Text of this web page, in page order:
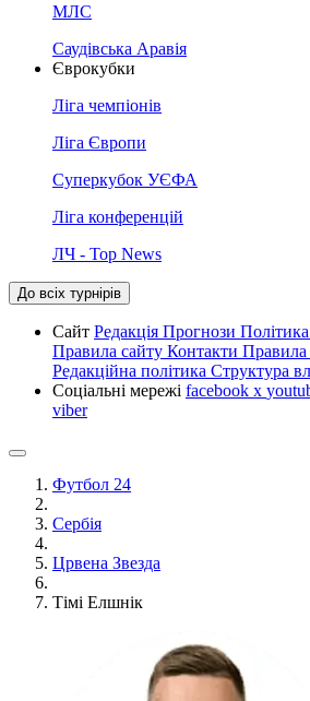
МЛС
Саудівська Аравія
Єврокубки
Ліга чемпіонів
Ліга Європи
Суперкубок УЄФА
Ліга конференцій
ЛЧ - Top News
До всіх турнірів
Сайт Редакція Прогнози
Правила сайту Контакти Правила
Редакційна політика Структура
Соціальні мережі facebook x
viber
Футбол 24
Сербія
Црвена Звезда
Тімі Елшнік